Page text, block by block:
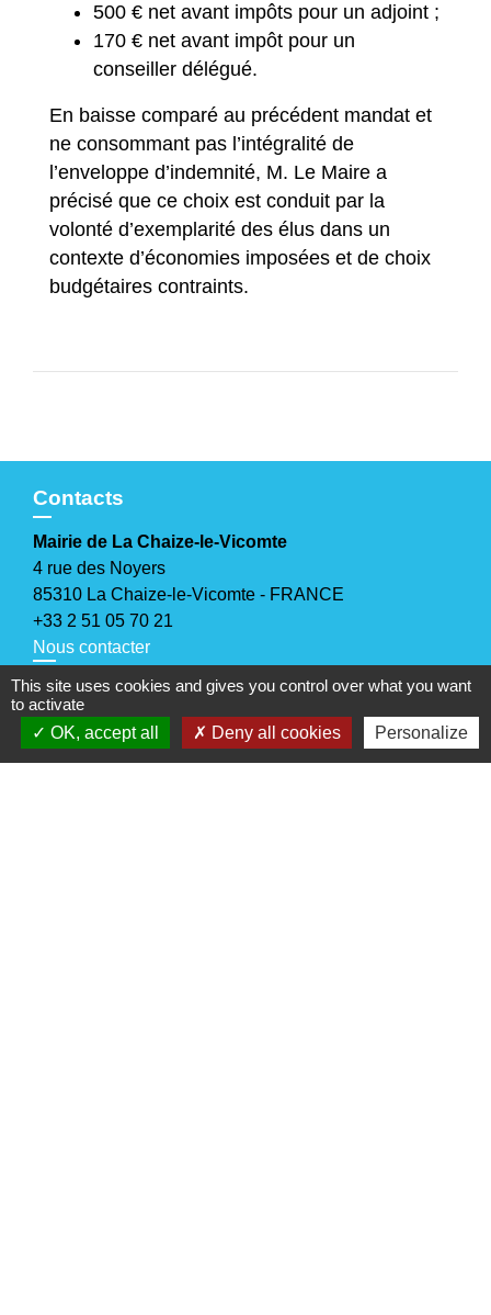
500 € net avant impôts pour un adjoint ;
170 € net avant impôt pour un
conseiller délégué.
En baisse comparé au précédent mandat et
ne consommant pas l’intégralité de
l’enveloppe d’indemnité, M. Le Maire a
précisé que ce choix est conduit par la
volonté d’exemplarité des élus dans un
contexte d’économies imposées et de choix
budgétaires contraints.
Contacts
Mairie de La Chaize-le-Vicomte
4 rue des Noyers
85310 La Chaize-le-Vicomte - FRANCE
+33 2 51 05 70 21
Nous contacter
Horaires d'ouverture
Lundi, mercredi et jeudi : 9h-12h30 / 14h-17h30
Mardi: 9h-12h30
This site uses cookies and gives you control over what you want
to activate
OK, accept all
Deny all cookies Personalize